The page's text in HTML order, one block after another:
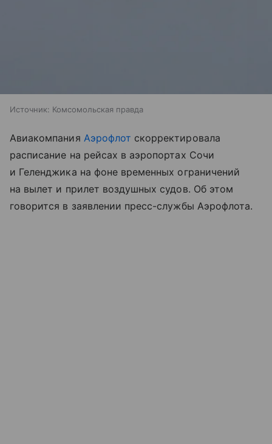
Источник: Комсомольская правда
Авиакомпания Аэрофлот скорректировала
расписание на рейсах в аэропортах Сочи
и Геленджика на фоне временных ограничений
на вылет и прилет воздушных судов. Об этом
говорится в заявлении пресс-службы Аэрофлота.